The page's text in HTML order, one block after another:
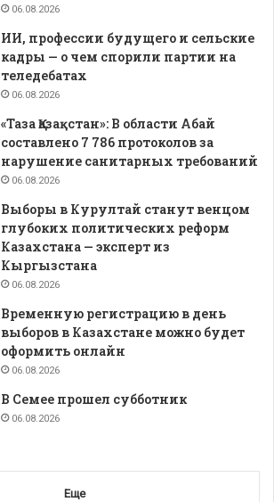
06.08.2026
ИИ, профессии будущего и сельские
кадры — о чем спорили партии на
теледебатах
06.08.2026
«Таза Қазақстан»: В области Абай
составлено 7 786 протоколов за
нарушение санитарных требований
06.08.2026
Выборы в Курултай станут венцом
глубоких политических реформ
Казахстана — эксперт из
Кыргызстана
06.08.2026
Временную регистрацию в день
выборов в Казахстане можно будет
оформить онлайн
06.08.2026
В Семее прошел субботник
06.08.2026
Еще